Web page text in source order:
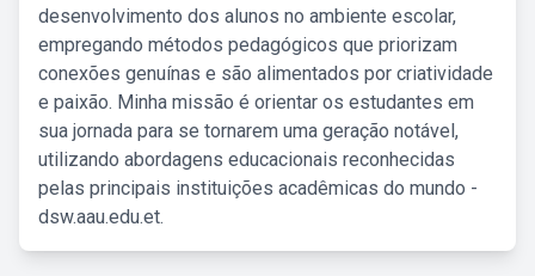
desenvolvimento dos alunos no ambiente escolar,
empregando métodos pedagógicos que priorizam
conexões genuínas e são alimentados por criatividade
e paixão. Minha missão é orientar os estudantes em
sua jornada para se tornarem uma geração notável,
utilizando abordagens educacionais reconhecidas
pelas principais instituições acadêmicas do mundo -
dsw.aau.edu.et.